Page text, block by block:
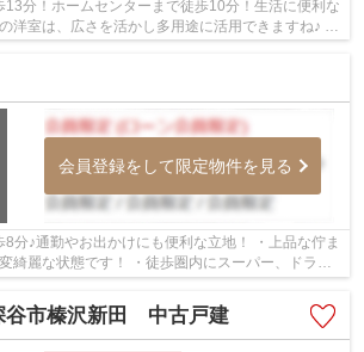
13分！ホームセンターまで徒歩10分！生活に便利な
洋室は、広さを活かし多用途に活用できますね♪ ・
り！全室南向き！お庭付...
会員登録をして限定物件を見る
8分♪通勤やお出かけにも便利な立地！ ・上品な佇ま
綺麗な状態です！ ・徒歩圏内にスーパー、ドラッ
があるのでお買い物も困り...
谷市榛沢新田 中古戸建